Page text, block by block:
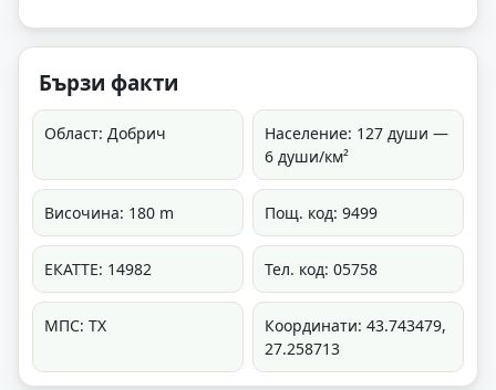
Бързи факти
Област: Добрич
Население: 127 души —
6 души/км²
Височина: 180 m Пощ. код: 9499
ЕКАТТЕ: 14982 Тел. код: 05758
МПС: ТХ
Координати: 43.743479,
27.258713